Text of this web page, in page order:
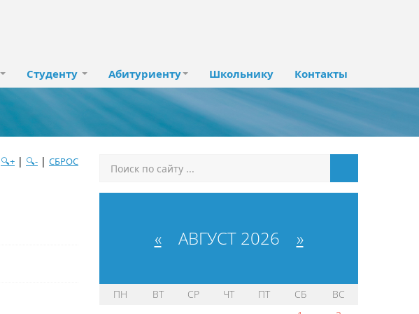
Студенту Абитуриенту Школьнику Контакты
🔍+ | 🔍- | СБРОС
«АВГУСТ 2026 »
ПН ВТ СР ЧТ ПТ СБ
ВС